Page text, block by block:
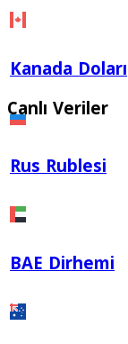
Kanada Doları
Rus Rublesi
BAE Dirhemi
Canlı Veriler